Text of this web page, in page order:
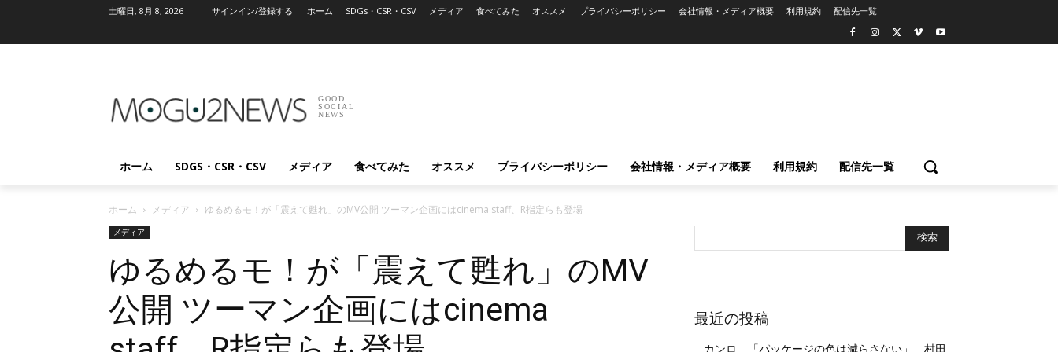
土曜日, 8月 8, 2026 サインイン/登録する ホーム SDGs・CSR・CSV メディア 食べてみた オススメ プライバシーポリシー 会社情報・メディア概要 利用規約 配信先一覧
GOOD
SOCIAL
NEWS
ホーム SDGS・CSR・CSV メディア 食べてみた オススメ プライバシーポリシー 会社情報・メディア概要 利用規約 配信先一覧
ホーム メディア ゆるめるモ！が「震えて甦れ」のMV公開 ツーマン企画にはcinema staff、R指定らも登場
メディア
ゆるめるモ！が「震えて甦れ」のMV
公開 ツーマン企画にはcinema
最近の投稿
カンロ、「パッケージの色は減らさない」 村田